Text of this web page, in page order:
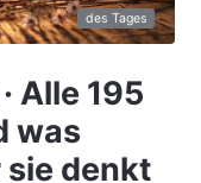
des Tages
Alle 195
was
denkt